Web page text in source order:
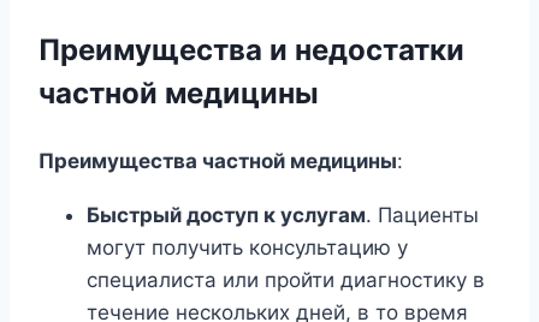
Преимущества и недостатки
частной медицины
Преимущества частной медицины:
Быстрый доступ к услугам. Пациенты
могут получить консультацию у
специалиста или пройти диагностику в
течение нескольких дней, в то время